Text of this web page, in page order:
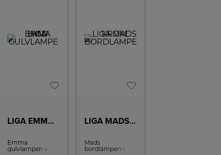
LIGA EMMA HVID GULVLAMPE
Emma
gulvlampen er
LIGA MADS KROM BORDLAMPE
Mads
bordlampen er